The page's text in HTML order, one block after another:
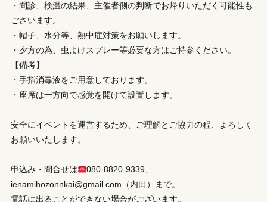
・問診、検温の結果、主催者側の判断でお帰りいただく可能性も
ございます。
・帽子、水分等、熱中症対策をお願いします。
・夕方の為、虫よけスプレー等必要な方はご持参ください。
【備考】
・手指消毒液をご用意しております。
・座席は一方向で感覚を開けて設置します。
安全にイベントを運営するため、ご理解とご協力の程、よろしく
お願いいたします。
申込み・問合せは
080-8820-9339、
ienamihozonnkai@gmail.com（内田）まで。
電話に出ることができない場合がございます。